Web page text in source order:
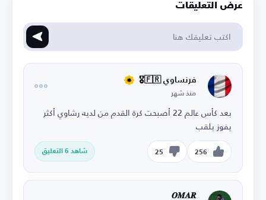
عرض التعليقات
فرنساوي 🇫🇷🎖️
منذ شهر
بعد كأس عالم 22 أصبحت كرة القدم من لديه رشاوي أكثر
يفوز بلقب
256
25 شاهد 6 التعليق
𝑶𝑴𝑨𝑹